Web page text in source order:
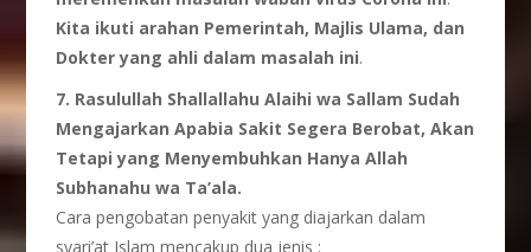
Kita ikuti arahan Pemerintah, Majlis Ulama, dan
Dokteryang ahli dalam masalah ini.
7. Rasulullah Shallallahu Alaihi wa Sallam Sudah
Mengajarkan Apabia Sakit Segera Berobat, Akan
Tetapi yang Menyembuhkan Hanya Allah
Subhanahu wa Ta’ala.
Cara pengobatan penyakit yang diajarkan dalam
syari’at Islam mencakup dua jenis :